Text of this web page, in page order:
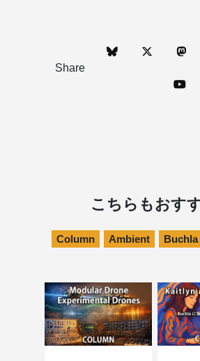
Share
こちらもおす
Column Ambient Buchla